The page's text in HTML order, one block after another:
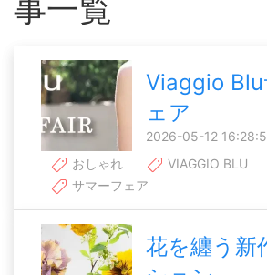
事一覧
Viaggio Blu
ェア
2026-05-12
おしゃれ
VIAGGIO BLU
サマーフェア
花を纏う新